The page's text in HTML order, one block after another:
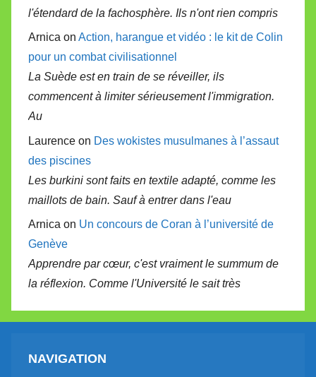
l'étendard de la fachosphère. Ils n'ont rien compris
Arnica on Action, harangue et vidéo : le kit de Colin
pour un combat civilisationnel
La Suède est en train de se réveiller, ils
commencent à limiter sérieusement l'immigration.
Au
Laurence on Des wokistes musulmanes à l’assaut
des piscines
Les burkini sont faits en textile adapté, comme les
maillots de bain. Sauf à entrer dans l'eau
Arnica on Un concours de Coran à l’université de
Genève
Apprendre par cœur, c'est vraiment le summum de
la réflexion. Comme l'Université le sait très
NAVIGATION